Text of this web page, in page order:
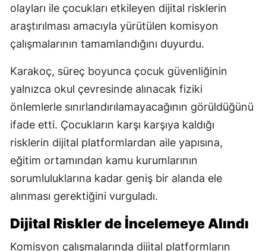
olayları ile çocukları etkileyen dijital risklerin
araştırılması amacıyla yürütülen komisyon
çalışmalarının tamamlandığını duyurdu.
Karakoç, süreç boyunca çocuk güvenliğinin
yalnızca okul çevresinde alınacak fiziki
önlemlerle sınırlandırılamayacağının görüldüğünü
ifade etti. Çocukların karşı karşıya kaldığı
risklerin dijital platformlardan aile yapısına,
eğitim ortamından kamu kurumlarının
sorumluluklarına kadar geniş bir alanda ele
alınması gerektiğini vurguladı.
Dijital Riskler de İncelemeye Alındı
Komisyon çalışmalarında dijital platformların